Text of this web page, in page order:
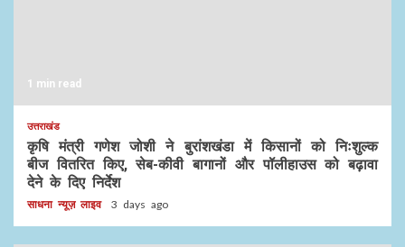
1 min read
उत्तराखंड
कृषि मंत्री गणेश जोशी ने बुरांशखंडा में किसानों को निःशुल्क
बीज वितरित किए, सेब-कीवी बागानों और पॉलीहाउस को बढ़ावा
देने के दिए निर्देश
साधना न्यूज़ लाइव 3 days ago